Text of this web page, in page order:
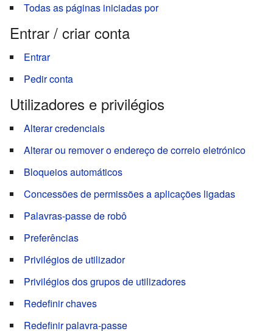
Todas as páginas iniciadas por
Entrar / criar conta
Entrar
Pedir conta
Utilizadores e privilégios
Alterar credenciais
Alterar ou remover o endereço de correio eletrónico
Bloqueios automáticos
Concessões de permissões a aplicações ligadas
Palavras-passe de robô
Preferências
Privilégios de utilizador
Privilégios dos grupos de utilizadores
Redefinir chaves
Redefinir palavra-passe